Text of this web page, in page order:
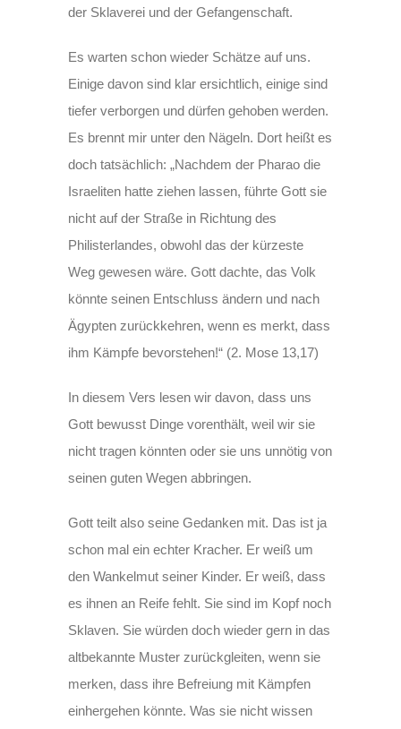
der Sklaverei und der Gefangenschaft.
Es warten schon wieder Schätze auf uns.
Einige davon sind klar ersichtlich, einige sind
tiefer verborgen und dürfen gehoben werden.
Es brennt mir unter den Nägeln. Dort heißt es
doch tatsächlich: „Nachdem der Pharao die
Israeliten hatte ziehen lassen, führte Gott sie
nicht auf der Straße in Richtung des
Philisterlandes, obwohl das der kürzeste
Weg gewesen wäre. Gott dachte, das Volk
könnte seinen Entschluss ändern und nach
Ägypten zurückkehren, wenn es merkt, dass
ihm Kämpfe bevorstehen!“ (2. Mose 13,17)
In diesem Vers lesen wir davon, dass uns
Gott bewusst Dinge vorenthält, weil wir sie
nicht tragen könnten oder sie uns unnötig von
seinen guten Wegen abbringen.
Gott teilt also seine Gedanken mit. Das ist ja
schon mal ein echter Kracher. Er weiß um
den Wankelmut seiner Kinder. Er weiß, dass
es ihnen an Reife fehlt. Sie sind im Kopf noch
Sklaven. Sie würden doch wieder gern in das
altbekannte Muster zurückgleiten, wenn sie
merken, dass ihre Befreiung mit Kämpfen
einhergehen könnte. Was sie nicht wissen